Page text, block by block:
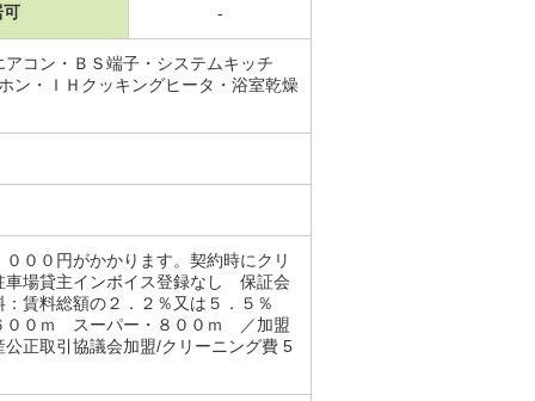
可 -
コン・ＢＳ端子・システムキッチ
ン・ＩＨクッキングヒータ・浴室乾燥
００円がかかります。契約時にクリ
車場貸主インボイス登録なし 保証会
賃料総額の２．２％又は５．５％
００ｍ スーパー・８００ｍ ／加盟
正取引協議会加盟/クリーニング費 5